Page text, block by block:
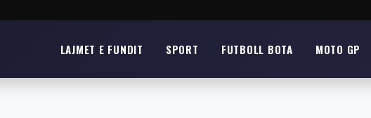
LAJMET E FUNDIT SPORT FUTBOLL BOTA MOTO GP